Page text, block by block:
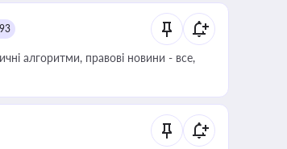
алгоритми, правові новини - все,